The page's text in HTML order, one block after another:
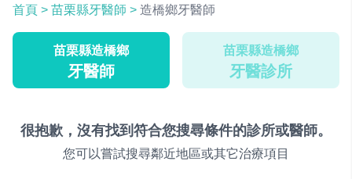
首頁 > 苗栗縣牙醫師 > 造橋鄉牙醫師
苗栗縣造橋鄉
牙醫師
苗栗縣造橋鄉
牙醫診所
很抱歉，沒有找到符合您搜尋條件的診所或醫師。
您可以嘗試搜尋鄰近地區或其它治療項目